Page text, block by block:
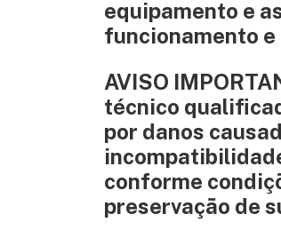
equipamento e
funcionamento e
AVISO
técnico
por danos
conforme
preservação de